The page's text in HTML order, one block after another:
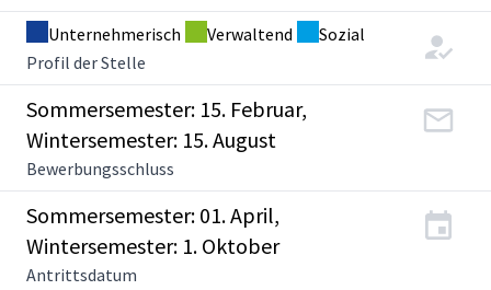
Unternehmerisch Verwaltend
Sozial
Profil der Stelle
Sommersemester: 15. Februar,
Wintersemester: 15. August
Bewerbungsschluss
Sommersemester: 01. April,
Wintersemester: 1. Oktober
Antrittsdatum